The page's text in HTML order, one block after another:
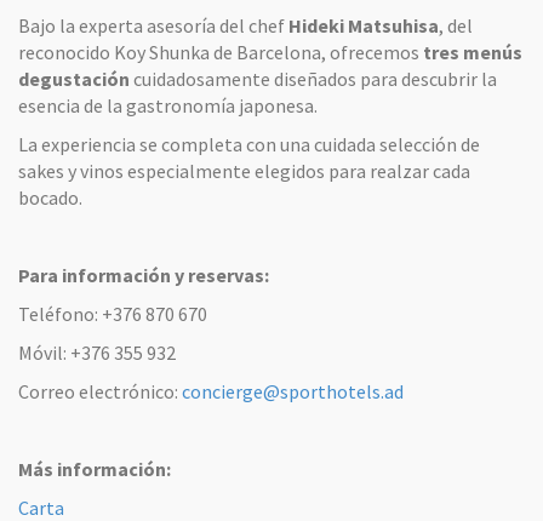
Bajo la experta asesoría del chef Hideki Matsuhisa, del
reconocido Koy Shunka de Barcelona, ofrecemos tres menús
degustación cuidadosamente diseñados para descubrir la
esencia de la gastronomía japonesa.
La experiencia se completa con una cuidada selección de
sakes y vinos especialmente elegidos para realzar cada
bocado.
Para información y reservas:
Teléfono: +376 870 670
Móvil: +376 355 932
Correo electrónico: concierge@sporthotels.ad
Más información:
Carta